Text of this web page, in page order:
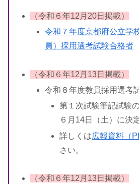
（令和６年12月20日掲載）
令和７年度京都府公立学
員）採用選考試験合格者
（令和６年12月13日掲載）
令和８年度教員採用選考
第１次試験筆記試験
６月14日（土）に決
詳しくは広報資料（
さい。
（令和６年12月13日掲載）